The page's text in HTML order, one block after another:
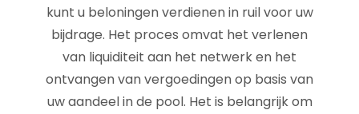
kunt u beloningen verdienen in ruil voor uw
bijdrage. Het proces omvat het verlenen
van liquiditeit aan het netwerk en het
ontvangen van vergoedingen op basis van
uw aandeel in de pool. Het is belangrijk om